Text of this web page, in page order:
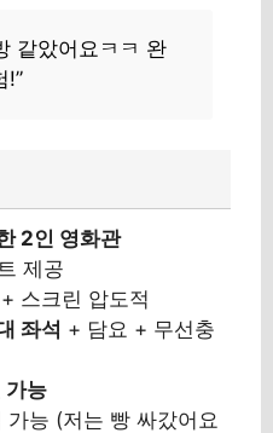
같았어요ㅋㅋ 완
!”
2인 영화관
제공
스크린 압도적
좌석 + 담요 + 무선충
가능
능 (저는 빵 싸갔어요